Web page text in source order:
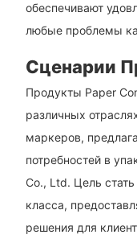
обеспечивают
любые проблемы
Сценарии
Продукты Paper
различных
маркеров,
потребностей в
Co., Ltd. Цель
класса,
решения для